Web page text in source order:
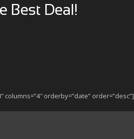
Best Deal!
columns=”4″ orderby=”date” order=”desc”]